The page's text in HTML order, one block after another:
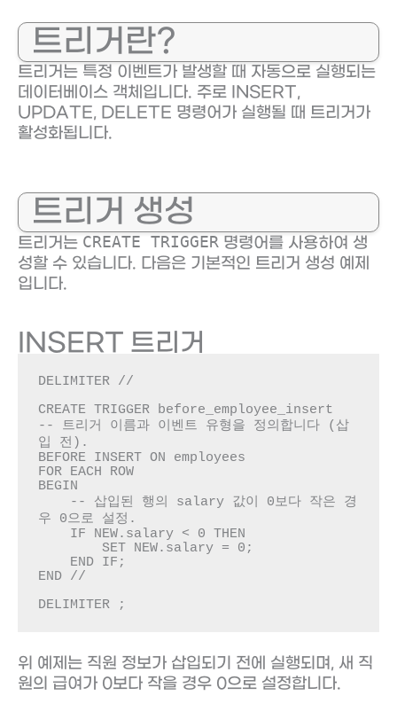
트리거란?
트리거는 특정 이벤트가 발생할 때 자동으로 실행되는
데이터베이스 객체입니다. 주로 INSERT,
UPDATE, DELETE 명령어가 실행될 때 트리거가
활성화됩니다.
트리거 생성
트리거는 CREATE TRIGGER 명령어를 사용하여 생
성할 수 있습니다. 다음은 기본적인 트리거 생성 예제
입니다.
INSERT 트리거
DELIMITER //
CREATE TRIGGER before_employee_insert
-- 트리거 이름과 이벤트 유형을 정의합니다 (삽
입 전).
BEFORE INSERT ON employees
FOR EACH ROW
BEGIN
우 0으로 설정.
        SET NEW.salary = 0;
END //
DELIMITER ;
위 예제는 직원 정보가 삽입되기 전에 실행되며, 새 직
원의 급여가 0보다 작을 경우 0으로 설정합니다.